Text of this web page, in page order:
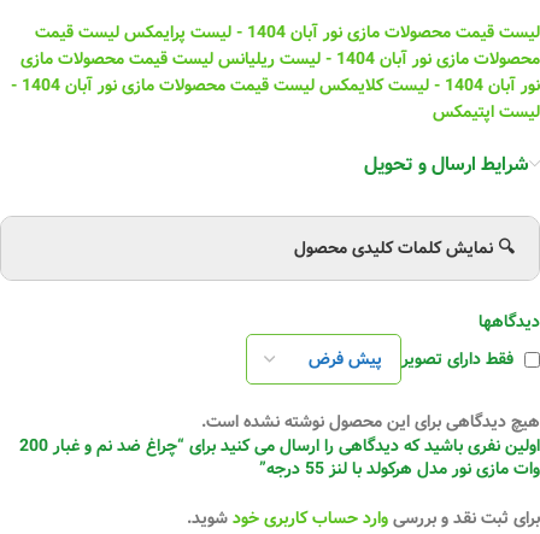
لیست قیمت محصولات مازی نور آبان 1404 - لیست پرایمکس
لیست قیمت
محصولات مازی نور آبان 1404 - لیست ریلیانس
لیست قیمت محصولات مازی
نور آبان 1404 - لیست کلایمکس
لیست قیمت محصولات مازی نور آبان 1404 -
لیست اپتیمکس
شرایط ارسال و تحویل
🔍 نمایش کلمات کلیدی محصول
دیدگاهها
فقط دارای تصویر
هیچ دیدگاهی برای این محصول نوشته نشده است.
اولین نفری باشید که دیدگاهی را ارسال می کنید برای “چراغ ضد نم و غبار 200
وات مازی نور مدل هرکولد با لنز 55 درجه”
برای ثبت نقد و بررسیوارد حساب کاربری خودشوید.